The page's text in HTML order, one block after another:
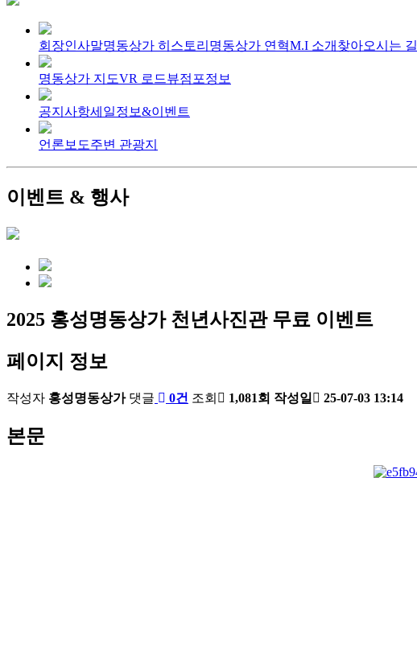
회장인사말명동상가 히스토리 명동상가 연혁M.I 소개 찾아오시는 길
명동상가 지도VR 로드뷰점포정보
공지사항세일정보&이벤트
언론보도주변 관광지
이벤트 & 행사
2025 홍성명동상가 천년사진관 무료 이벤트
페이지 정보
작성자 홍성명동상가 댓글 0건 조회 1,081회 작성일 25-07-03 13:14
본문